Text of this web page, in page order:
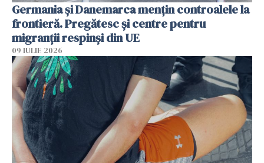
Germania și Danemarca mențin controalele la
frontieră. Pregătesc și centre pentru
migranții respinși din UE
09 IULIE 2026